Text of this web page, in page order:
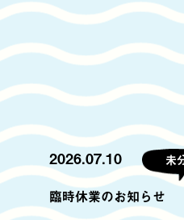
2026.07.10 未
臨時休業のお知らせ